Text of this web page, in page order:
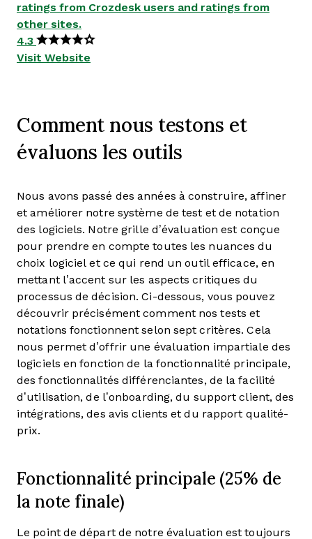
ratings from Crozdesk users and ratings from
other sites.
4.3
Visit Website
Comment nous testons et
évaluons les outils
Nous avons passé des années à construire, affiner
et améliorer notre système de test et de notation
des logiciels. Notre grille d’évaluation est conçue
pour prendre en compte toutes les nuances du
choix logiciel et ce qui rend un outil efficace, en
mettant l’accent sur les aspects critiques du
processus de décision. Ci-dessous, vous pouvez
découvrir précisément comment nos tests et
notations fonctionnent selon sept critères. Cela
nous permet d’offrir une évaluation impartiale des
logiciels en fonction de la fonctionnalité principale,
des fonctionnalités différenciantes, de la facilité
d’utilisation, de l’onboarding, du support client, des
intégrations, des avis clients et du rapport qualité-
prix.
Fonctionnalité principale (25% de
la note finale)
Le point de départ de notre évaluation est toujours